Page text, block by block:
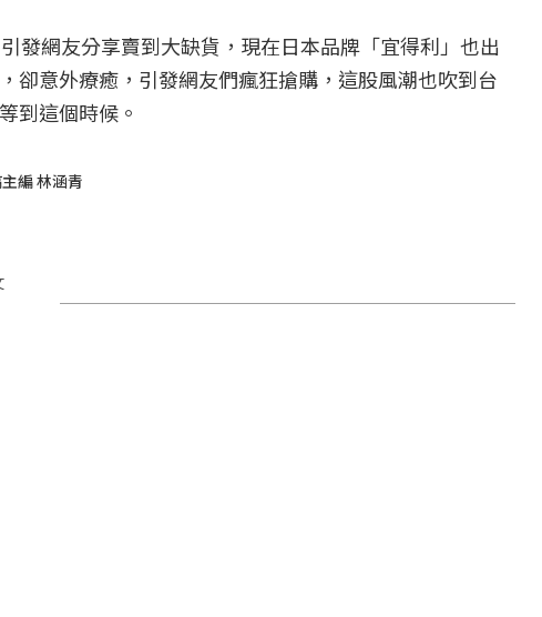
發網友分享賣到大缺貨，現在日本品牌「宜得利」也出
卻意外療癒，引發網友們瘋狂搶購，這股風潮也吹到台
到這個時候。
編 林涵青